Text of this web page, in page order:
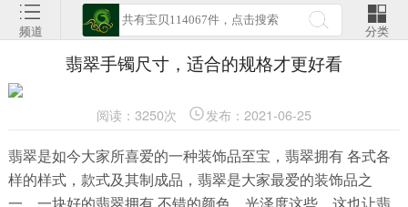
频道 分类
翡翠手镯尺寸，适合的规格才更好看
阅读：3250次 发布：2021-06-25
翡翠是如今大家所喜爱的一种装饰品至宝，翡翠拥有 各式各
样的样式，款式及其制成品，翡翠是大家最爱的装饰品之
一，一块好的翡翠拥有 不错的颜色，光泽度这些，这也让翡